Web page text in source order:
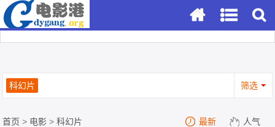
科幻片 筛选
首页 > 电影 >科幻片 最新 人气